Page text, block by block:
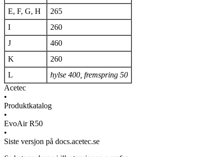
E, F, G, H
265
I
260
J
460
K
260
L
hylse 400, fremspring 50
Acetec
•
Produktkatalog
•
EvoAir R50
•
Siste versjon på docs.acetec.se